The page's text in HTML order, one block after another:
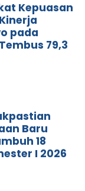
Kepuasan
pada
79,3
Baru
18
I 2026